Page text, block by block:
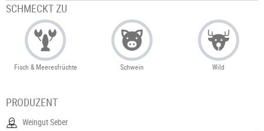
SCHMECKT ZU
Fisch & Meeresfrüchte Schwein Wild
PRODUZENT
Weingut Seber